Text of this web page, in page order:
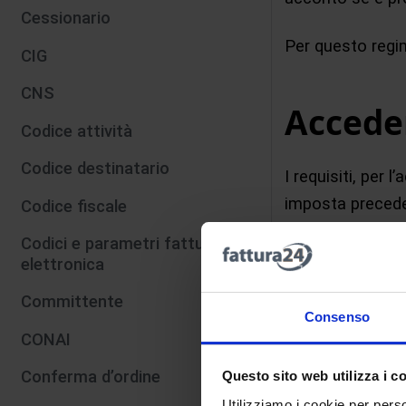
Consenso
Questo sito web utilizza i
Cessionario
CIG
CNS
Codice attività
Codice destinatario
Codice fiscale
Codici e parametri fattura
elettronica
Committente
CONAI
Conferma d’ordine
Per questo
I requisiti, per
imposta
senza